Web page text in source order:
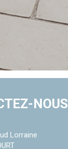
NOUS
Lorraine